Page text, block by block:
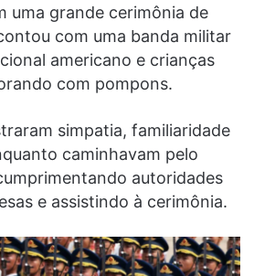
uma grande cerimônia de
com uma banda militar
americano e crianças
com pompons.
simpatia, familiaridade
caminhavam pelo
autoridades
e assistindo à cerimônia.